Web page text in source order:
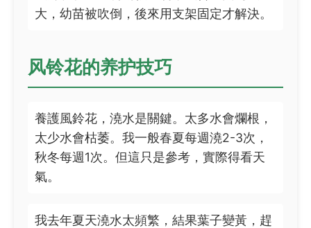
大，幼苗被吹倒，後來用支架固定才解決。
风铃花的养护技巧
養護風鈴花，澆水是關鍵。太多水會爛根，
太少水會枯萎。我一般春夏每週澆2-3次，
秋冬每週1次。但這只是參考，實際得看天
氣。
我去年夏天澆水太頻繁，結果葉子變黃，趕